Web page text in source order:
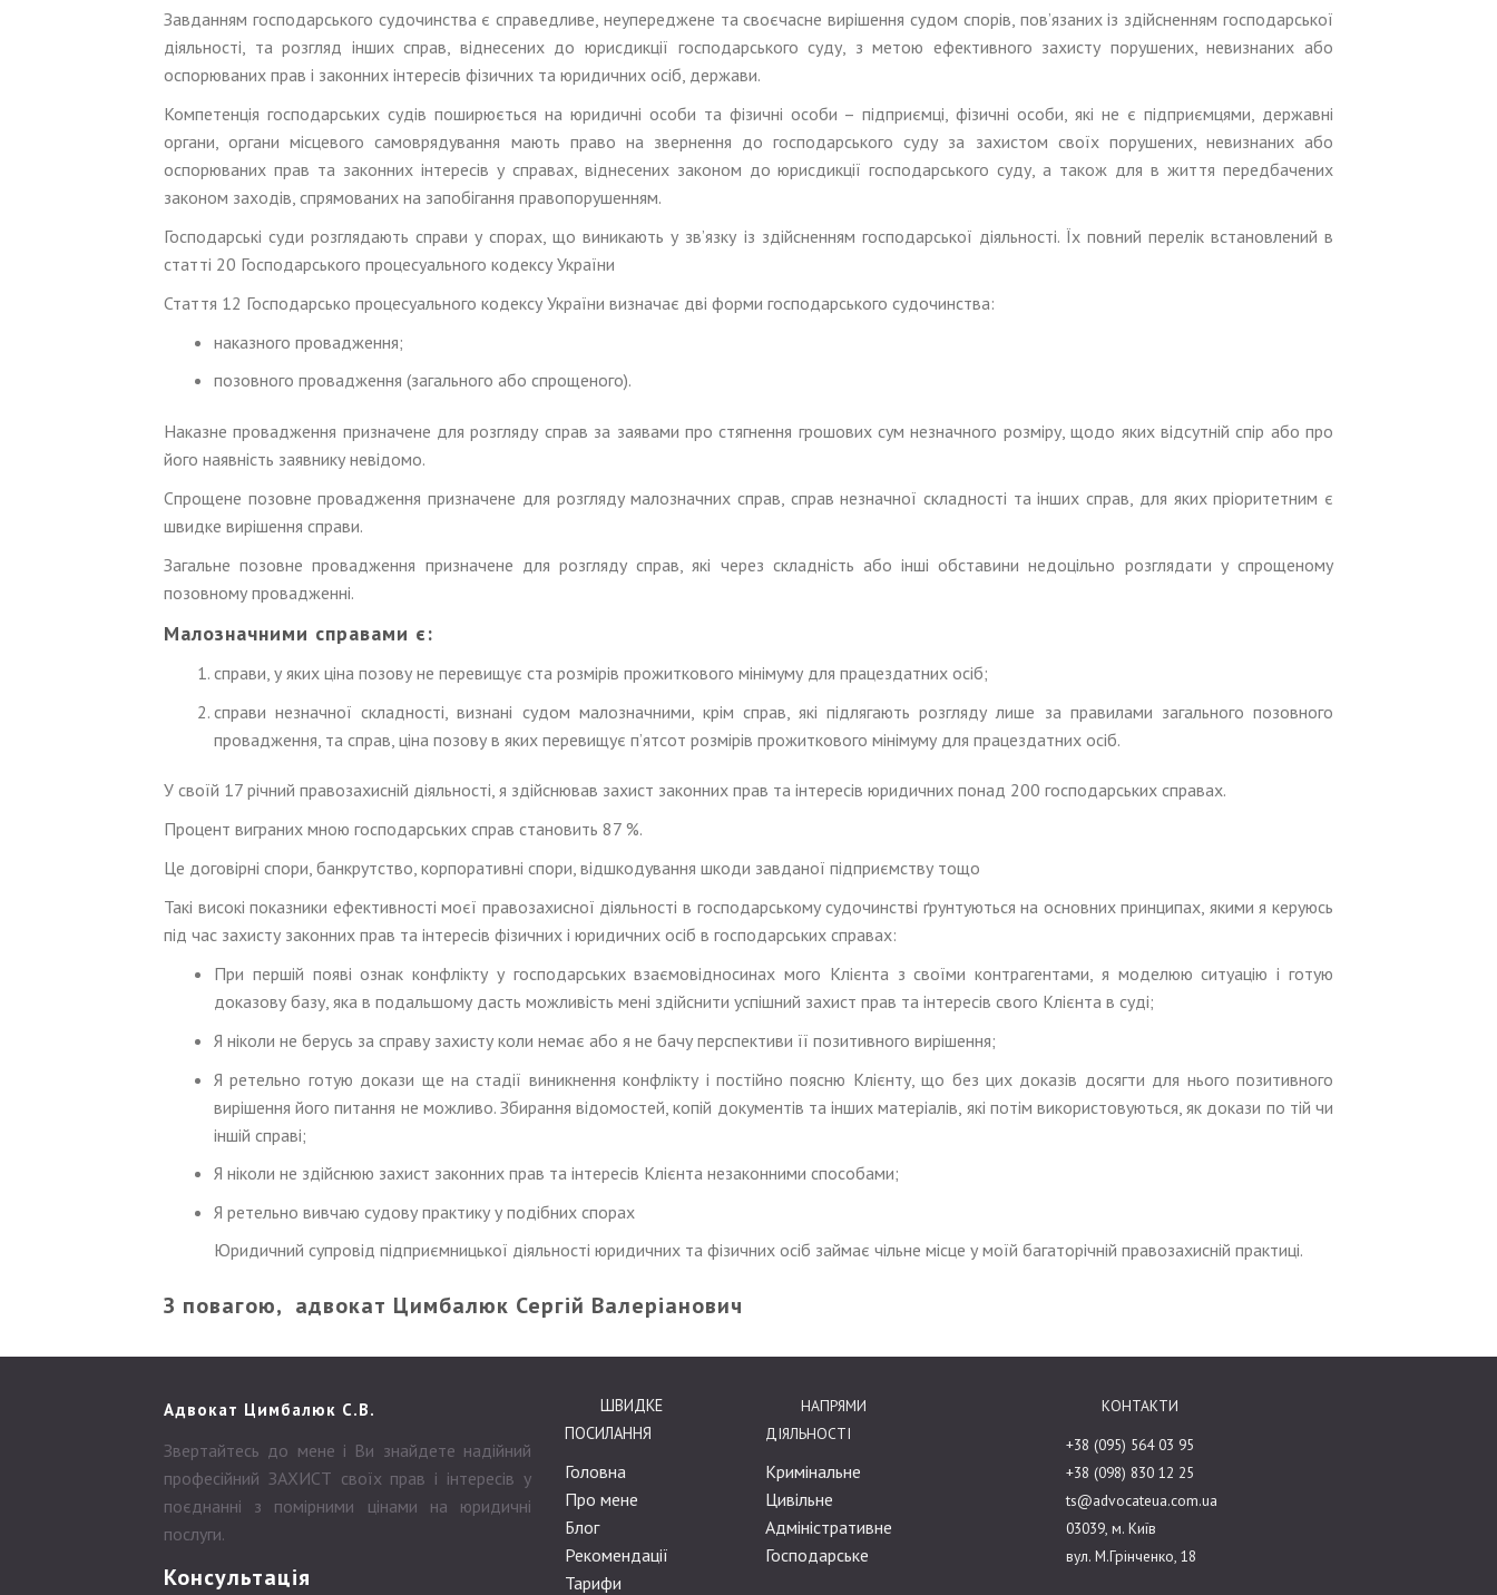
Завданням господарського судочинства є справедливе, неупереджене та своєчасне вирішення судом спорів, пов’язаних із здійсненням господарської
діяльності, та розгляд інших справ, віднесених до юрисдикції господарського суду, з метою ефективного захисту порушених, невизнаних або
оспорюваних прав і законних інтересів фізичних та юридичних осіб, держави.
Компетенція господарських судів поширюється на юридичні особи та фізичні особи – підприємці, фізичні особи, які не є підприємцями, державні
органи, органи місцевого самоврядування мають право на звернення до господарського суду за захистом своїх порушених, невизнаних або
оспорюваних прав та законних інтересів у справах, віднесених законом до юрисдикції господарського суду, а також для в життя передбачених
законом заходів, спрямованих на запобігання правопорушенням.
Господарські суди розглядають справи у спорах, що виникають у зв’язку із здійсненням господарської діяльності. Їх повний перелік встановлений в
статті 20 Господарського процесуального кодексу України
Стаття 12 Господарсько процесуального кодексу України визначає дві форми господарського судочинства:
наказного провадження;
позовного провадження (загального або спрощеного).
Наказне провадження призначене для розгляду справ за заявами про стягнення грошових сум незначного розміру, щодо яких відсутній спір або про
його наявність заявнику невідомо.
Спрощене позовне провадження призначене для розгляду малозначних справ, справ незначної складності та інших справ, для яких пріоритетним є
швидке вирішення справи.
Загальне позовне провадження призначене для розгляду справ, які через складність або інші обставини недоцільно розглядати у спрощеному
позовному провадженні.
Малозначними справами є:
справи, у яких ціна позову не перевищує ста розмірів прожиткового мінімуму для працездатних осіб;
справи незначної складності, визнані судом малозначними, крім справ, які підлягають розгляду лише за правилами загального позовного
провадження, та справ, ціна позову в яких перевищує п’ятсот розмірів прожиткового мінімуму для працездатних осіб.
У своїй 17 річний правозахисній діяльності, я здійснював захист законних прав та інтересів юридичних понад 200 господарських справах.
Процент виграних мною господарських справ становить 87 %.
Це договірні спори, банкрутство, корпоративні спори, відшкодування шкоди завданої підприємству тощо
Такі високі показники ефективності моєї правозахисної діяльності в господарському судочинстві ґрунтуються на основних принципах, якими я керуюсь
під час захисту законних прав та інтересів фізичних і юридичних осіб в господарських справах:
При першій появі ознак конфлікту у господарських взаємовідносинах мого Клієнта з своїми контрагентами, я моделюю ситуацію і готую
доказову базу, яка в подальшому дасть можливість мені здійснити успішний захист прав та інтересів свого Клієнта в суді;
Я ніколи не берусь за справу захисту коли немає або я не бачу перспективи її позитивного вирішення;
Я ретельно готую докази ще на стадії виникнення конфлікту і постійно поясню Клієнту, що без цих доказів досягти для нього позитивного
вирішення його питання не можливо. Збирання відомостей, копій документів та інших матеріалів, які потім використовуються, як докази по тій чи
іншій справі;
Я ніколи не здійснюю захист законних прав та інтересів Клієнта незаконними способами;
Я ретельно вивчаю судову практику у подібних спорах
Юридичний супровід підприємницької діяльності юридичних та фізичних осіб займає чільне місце у моїй багаторічній правозахисній практиці.
З повагою, адвокат Цимбалюк Сергій Валеріанович
Адвокат Цимбалюк С.В.
Звертайтесь до мене і Ви знайдете надійний
професійний ЗАХИСТ своїх прав і інтересів у
поєднанні з помірними цінами на юридичні
послуги.
Консультація
ШВИДКЕ
ПОСИЛАННЯ
Головна
Про мене
Блог
Рекомендації
Тарифи
НАПРЯМИ
ДІЯЛЬНОСТІ
Кримінальне
Цивільне
Адміністративне
Господарське
КОНТАКТИ
+38 (095) 564 03 95
+38 (098) 830 12 25
ts@advocateua.com.ua
03039, м. Київ
вул. М.Грінченко, 18